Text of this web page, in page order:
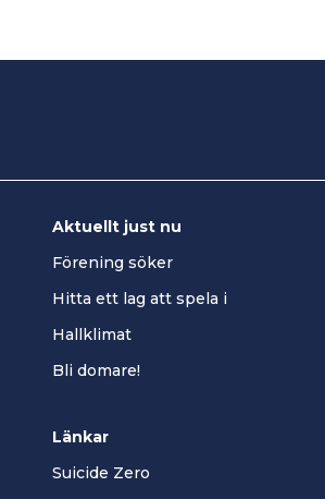
Aktuellt just nu
Förening söker
Hitta ett lag att spela i
Hallklimat
Bli domare!
Länkar
Suicide Zero